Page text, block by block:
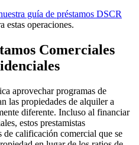
guía de préstamos DSCR
estas operaciones.
Comerciales
aprovechar programas de
las propiedades de alquiler a
diferente. Incluso al financiar
estos prestamistas
de calificación comercial que se